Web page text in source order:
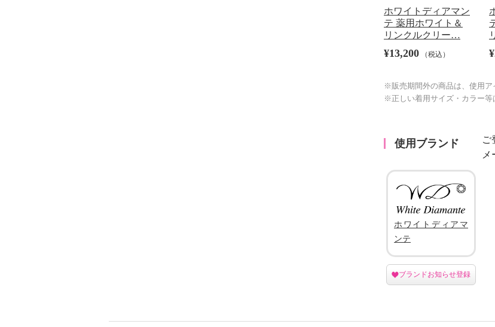
ホワイトディアマン
テ 薬用ホワイト＆
リンクルクリー…
¥13,200 （税込）
※販売期間外の商品は、使用ア
※正しい着用サイズ・カラー等
使用ブランド
ご
ホワイトディアマ
ンテ
ブランドお知らせ登録